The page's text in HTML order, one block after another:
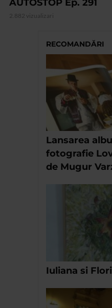
AUTOSTOP Ep. 291
2.882 vizualizari
RECOMANDĂRI
Lansarea
fotografie
de Mugur
Iuliana si